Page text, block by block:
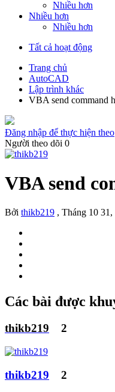
Nhiều hơn
Nhiều hơn
Nhiều hơn
Tất cả hoạt động
Trang chủ
AutoCAD
Lập trình khác
VBA send command
Đăng nhập để thực hiện theo
Người theo dõi 0
VBA send
Bởi thikb219 , Tháng 10 31,
Các bài được
thikb219 2
thikb219 2